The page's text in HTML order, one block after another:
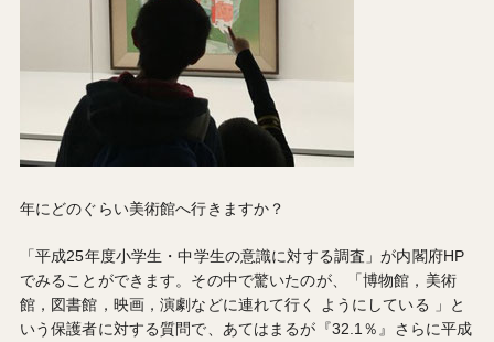
年にどのぐらい美術館へ行きますか？
「平成25年度小学生・中学生の意識に対する調査」が内閣府HP
でみることができます。その中で驚いたのが、「博物館，美術
館，図書館，映画，演劇などに連れて行く ようにしている 」と
いう保護者に対する質問で、あてはまるが『32.1％』さらに平成